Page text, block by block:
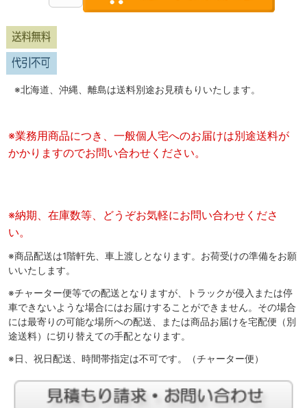
※北海道、沖縄、離島は送料別途お見積もりいたします。
※業務用商品につき、一般個人宅へのお届けは別途送料が
かかりますのでお問い合わせください。
※納期、在庫数等、どうぞお気軽にお問い合わせくださ
い。
※商品配送は1階軒先、車上渡しとなります。お荷受けの準備をお願
いいたします。
※チャーター便等での配送となりますが、トラックが侵入または停
車できないような場合にはお届けすることができません。その場合
には最寄りの可能な場所への配送、または商品お届けを宅配便（別
途送料）に切り替えての手配となります。
※日、祝日配送、時間帯指定は不可です。（チャーター便）